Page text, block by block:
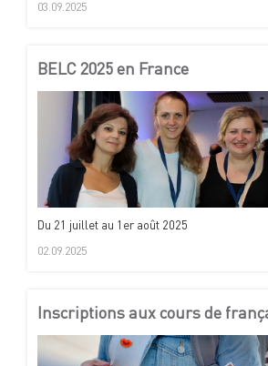
03.09.2025
BELC 2025 en France
Du 21 juillet au 1er août 2025
02.09.2025
Inscriptions aux cours de